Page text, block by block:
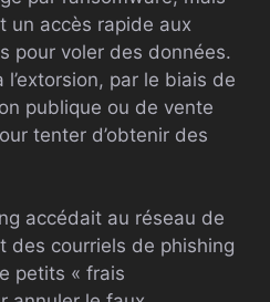
un accès rapide aux
pour voler des données.
par le biais de
publique ou de vente
tenter d’obtenir des
accédait au réseau de
des courriels de phishing
petits « frais